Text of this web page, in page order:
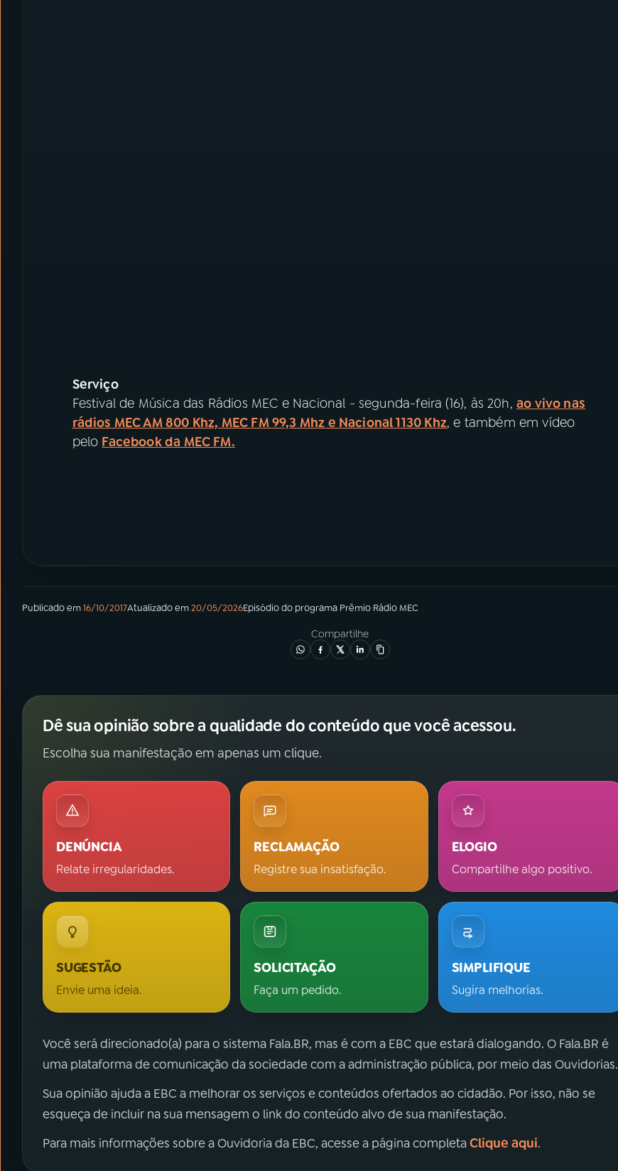
Serviço
Festival de Música das Rádios MEC e Nacional - segunda-feira (16), às 20h, ao vivo nas
rádios MEC AM 800 Khz, MEC FM 99,3 Mhz e Nacional 1130 Khz, e também em vídeo
pelo Facebook da MEC FM.
Publicado em16/10/2017Atualizado em20/05/2026Episódiodo programa Prêmio Rádio MEC
Compartilhe
Dê sua opinião sobre a qualidade do conteúdo que você acessou.
Escolha sua manifestação em apenas um clique.
DENÚNCIA
Relate irregularidades.
RECLAMAÇÃO
Registre sua insatisfação.
ELOGIO
Compartilhe algo positivo.
SUGESTÃO
Envie uma ideia.
SOLICITAÇÃO
Faça um pedido.
SIMPLIFIQUE
Sugira melhorias.
Você será direcionado(a) para o sistema Fala.BR, mas é com a EBC que estará dialogando. O Fala.BR é
uma plataforma de comunicação da sociedade com a administração pública, por meio das Ouvidorias.
Sua opinião ajuda a EBC a melhorar os serviços e conteúdos ofertados ao cidadão. Por isso, não se
esqueça de incluir na sua mensagem o link do conteúdo alvo de sua manifestação.
Para mais informações sobre a Ouvidoria da EBC, acesse a página completaClique aqui.